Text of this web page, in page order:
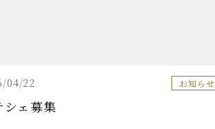
04/22 お知らせ
シェ募集